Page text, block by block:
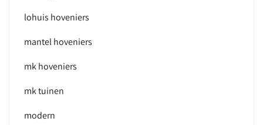
lohuis hoveniers
mantel hoveniers
mk hoveniers
mk tuinen
modern